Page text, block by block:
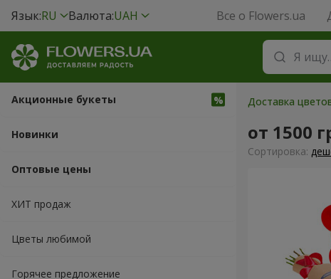
Язык:RU Валюта:UAH Все о Flowers.ua
Акционные букеты
Новинки
Оптовые цены
ХИТ продаж
Цветы любимой
Горячее предложение
Доставка
от 1500
Cортировка: